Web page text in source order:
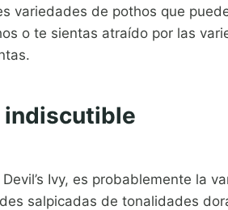
variedades de pothos que
o te sientas atraído por las
indiscutible
Ivy, es probablemente la
salpicadas de tonalidades